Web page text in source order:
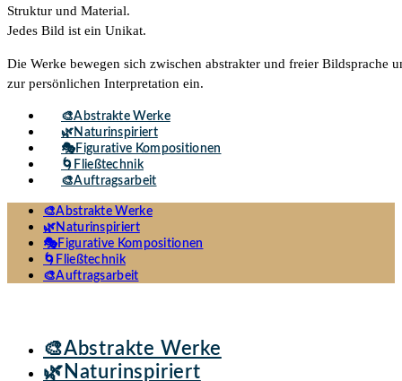
Struktur und Material.
Jedes Bild ist ein Unikat.
Die Werke bewegen sich zwischen abstrakter und freier Bildsprache
zur persönlichen Interpretation ein.
🎨Abstrakte Werke
🌿Naturinspiriert
🎭Figurative Kompositionen
🌀Fließtechnik
🎨Auftragsarbeit
🎨Abstrakte Werke
🌿Naturinspiriert
🎭Figurative Kompositionen
🌀Fließtechnik
🎨Auftragsarbeit
🎨Abstrakte Werke
🌿Naturinspiriert